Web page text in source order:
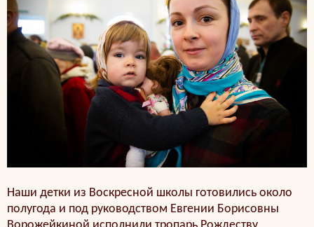
Наши детки из Воскресной школы готовились около
полугода и под руководством Евгении Борисовны